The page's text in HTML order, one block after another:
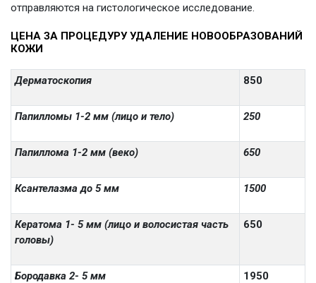
отправляются на гистологическое исследование.
ЦЕНА ЗА ПРОЦЕДУРУ УДАЛЕНИЕ НОВООБРАЗОВАНИЙ
КОЖИ
Дерматоскопия 850
Папилломы 1-2 мм (лицо и тело) 250
Папиллома 1-2 мм (веко) 650
Ксантелазма до 5 мм 1500
Кератома 1- 5 мм (лицо и волосистая часть
головы)
650
Бородавка 2- 5 мм 1950